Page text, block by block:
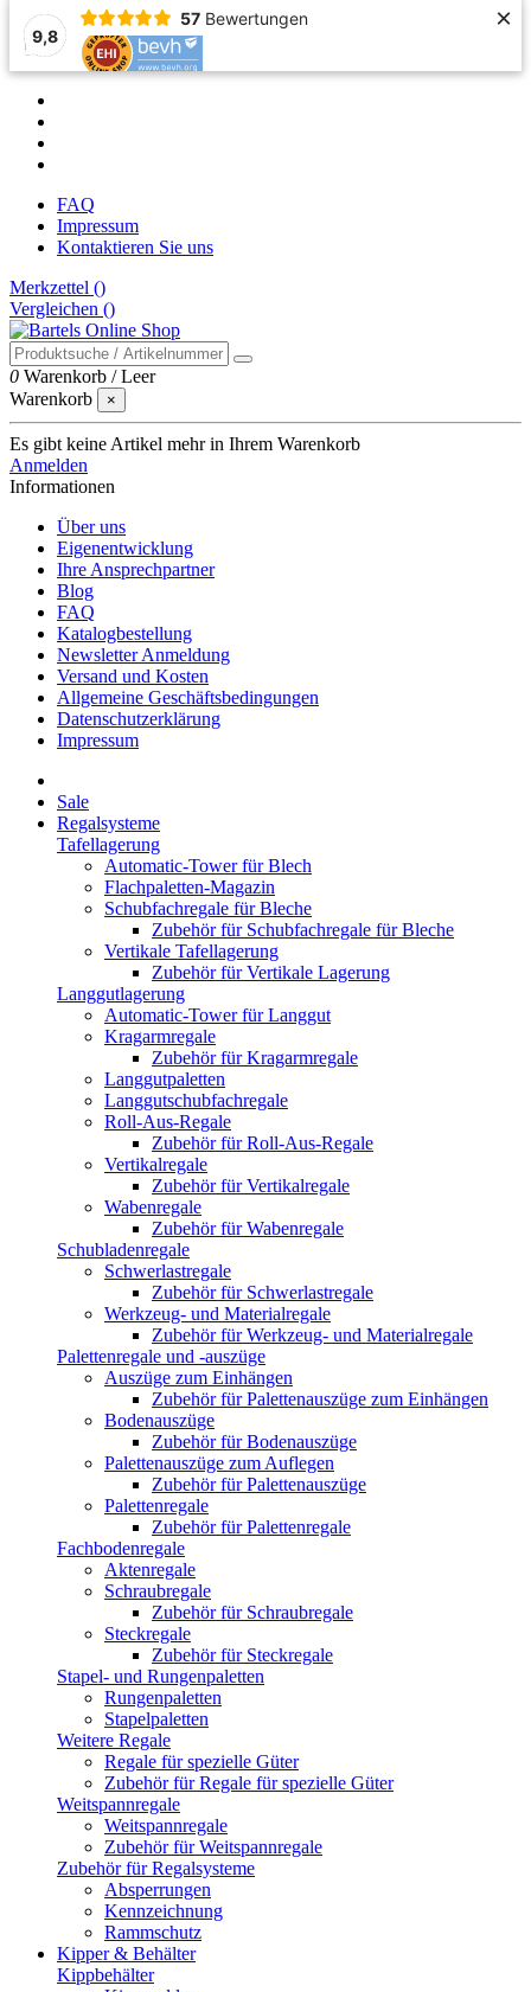
9,8
57 Bewertungen ×
FAQ
Impressum
Kontaktieren Sie uns
Merkzettel ()
Vergleichen ()
0 Warenkorb /Leer
Warenkorb
×
Es gibt keine Artikel mehr in Ihrem Warenkorb
Anmelden
Informationen
Über uns
Eigenentwicklung
Ihre Ansprechpartner
Blog
FAQ
Katalogbestellung
Newsletter Anmeldung
Versand und Kosten
Allgemeine Geschäftsbedingungen
Datenschutzerklärung
Impressum
Sale
Regalsysteme
Tafellagerung
Automatic-Tower für Blech
Flachpaletten-Magazin
Schubfachregale für Bleche
Zubehör für Schubfachregale für Bleche
Vertikale Tafellagerung
Zubehör für Vertikale Lagerung
Langgutlagerung
Automatic-Tower für Langgut
Kragarmregale
Zubehör für Kragarmregale
Langgutpaletten
Langgutschubfachregale
Roll-Aus-Regale
Zubehör für Roll-Aus-Regale
Vertikalregale
Zubehör für Vertikalregale
Wabenregale
Zubehör für Wabenregale
Schubladenregale
Schwerlastregale
Zubehör für Schwerlastregale
Werkzeug- und Materialregale
Zubehör für Werkzeug- und Materialregale
Palettenregale und -auszüge
Auszüge zum Einhängen
Zubehör für Palettenauszüge zum Einhängen
Bodenauszüge
Zubehör für Bodenauszüge
Palettenauszüge zum Auflegen
Zubehör für Palettenauszüge
Palettenregale
Zubehör für Palettenregale
Fachbodenregale
Aktenregale
Schraubregale
Zubehör für Schraubregale
Steckregale
Zubehör für Steckregale
Stapel- und Rungenpaletten
Rungenpaletten
Stapelpaletten
Weitere Regale
Regale für spezielle Güter
Zubehör für Regale für spezielle Güter
Weitspannregale
Weitspannregale
Zubehör für Weitspannregale
Zubehör für Regalsysteme
Absperrungen
Kennzeichnung
Rammschutz
Kipper & Behälter
Kippbehälter